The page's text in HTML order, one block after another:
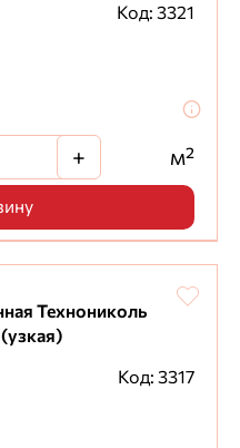
Код: 3321
+ м²
Технониколь
Код: 3317